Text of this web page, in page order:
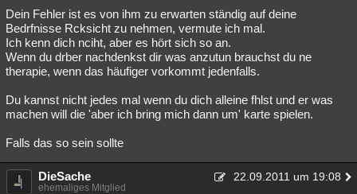
Dein Fehler ist es von ihm zu erwarten ständig auf deine
Bedrfnisse Rcksicht zu nehmen, vermute ich mal.
Ich kenn dich nciht, aber es hört sich so an.
Wenn du drber nachdenkst dir was anzutun brauchst du ne
therapie, wenn das häufiger vorkommt jedenfalls.
Du kannst nicht jedes mal wenn du dich alleine fhlst und er was
machen will die 'aber ich bring mich dann um' karte spielen.
Falls das so sein sollte
DieSache 22.09.2011 um 19:08
ehemaliges Mitglied